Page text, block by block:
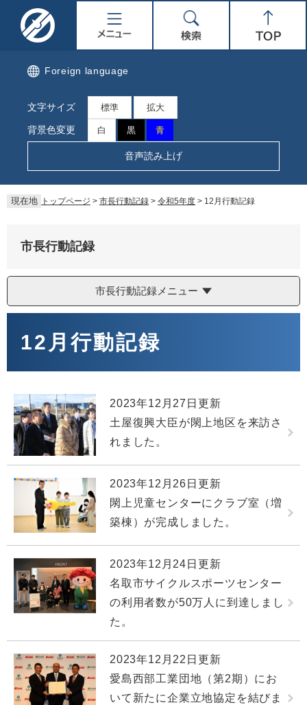
ー
ー
ジ
ニ
ュ
ー
索
Foreign language
文字サイズ 標準 拡大
背景色変更 白 黒 青
音声読み上げ
現在地 トップページ > 市長行動記録 > 令和5年度 > 12月行動記録
市長行動記録
市長行動記録メニュー
12月行動記録
2023年12月27日更新
土屋復興大臣が閖上地区を来訪さ
れました。
2023年12月26日更新
閖上児童センターにクラブ室（増
築棟）が完成しました。
2023年12月24日更新
名取市サイクルスポーツセンター
の利用者数が50万人に到達しまし
た。
2023年12月22日更新
愛島西部工業団地（第2期）にお
いて新たに企業立地協定を結びま